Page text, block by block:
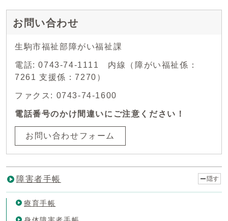
お問い合わせ
生駒市福祉部障がい福祉課
電話: 0743-74-1111 内線（障がい福祉係：
7261 支援係：7270）
ファクス: 0743-74-1600
電話番号のかけ間違いにご注意ください！
お問い合わせフォーム
障害者手帳 隠す
療育手帳